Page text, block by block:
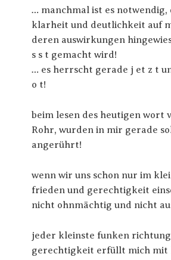
… manchmal ist es notwendig,
klarheit und deutlichkeit auf
deren auswirkungen
s s t gemacht wird!
… es herrscht gerade j et z t
o t!
beim lesen des heutigen wort
Rohr, wurden in mir gerade
angerührt!
wenn wir uns schon nur im
frieden und gerechtigkeit
nicht ohnmächtig und nicht
jeder kleinste funken
gerechtigkeit erfüllt mich mit